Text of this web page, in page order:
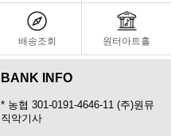
배송조회 원터아트홀
BANK INFO
* 농협 301-0191-4646-11 (주)원뮤
직악기사